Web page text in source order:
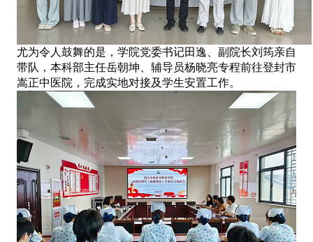
尤为令人鼓舞的是，学院党委书记田逸、副院长刘筠亲自
带队，本科部主任岳朝坤、辅导员杨晓亮专程前往登封市
嵩正中医院，完成实地对接及学生安置工作。